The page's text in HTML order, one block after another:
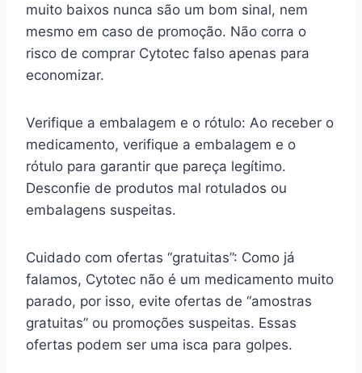
muito baixos nunca são um bom sinal, nem
mesmo em caso de promoção. Não corra o
risco de comprar Cytotec falso apenas para
economizar.
Verifique a embalagem e o rótulo: Ao receber o
medicamento, verifique a embalagem e o
rótulo para garantir que pareça legítimo.
Desconfie de produtos mal rotulados ou
embalagens suspeitas.
Cuidado com ofertas “gratuitas”: Como já
falamos, Cytotec não é um medicamento muito
parado, por isso, evite ofertas de “amostras
gratuitas” ou promoções suspeitas. Essas
ofertas podem ser uma isca para golpes.